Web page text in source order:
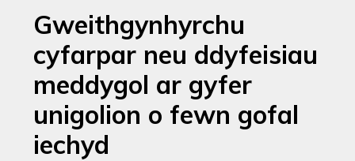
Gweithgynhyrchu
cyfarpar neu ddyfeisiau
meddygol ar gyfer
unigolion o fewn gofal
iechyd